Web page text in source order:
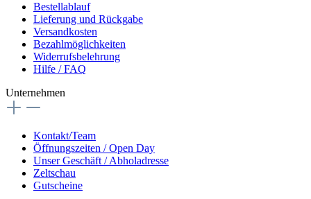
Bestellablauf
Lieferung und Rückgabe
Versandkosten
Bezahlmöglichkeiten
Widerrufsbelehrung
Hilfe / FAQ
Unternehmen
Kontakt/Team
Öffnungszeiten / Open Day
Unser Geschäft / Abholadresse
Zeltschau
Gutscheine